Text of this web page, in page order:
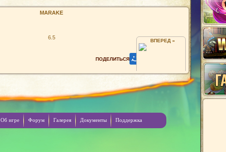
MARAKE
6.5
ВПЕРЕД »
BULDOG
Об игре Форум Галерея Документы Поддержка